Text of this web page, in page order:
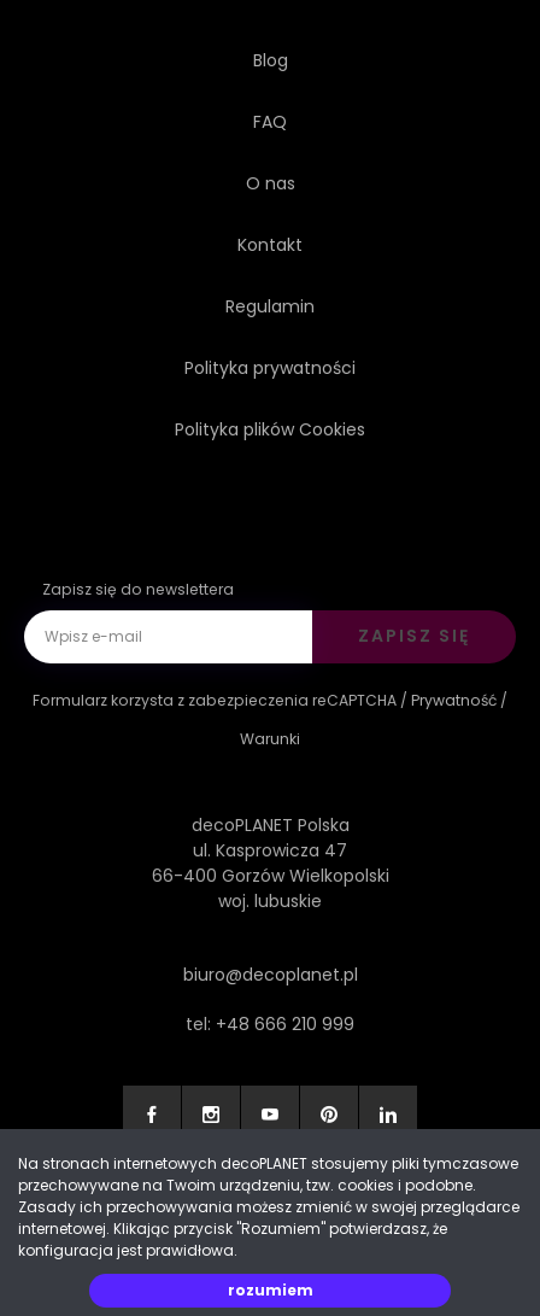
Blog
FAQ
O nas
Kontakt
Regulamin
Polityka prywatności
Polityka plików Cookies
Zapisz się do newslettera
ZAPISZ SIĘ
Formularz korzysta z zabezpieczenia reCAPTCHA / Prywatność /
Warunki
decoPLANET Polska
ul. Kasprowicza 47
66-400 Gorzów Wielkopolski
woj. lubuskie
biuro@decoplanet.pl
tel: +48 666 210 999
Made with by Progres Media & decoPLANET
Na stronach internetowych decoPLANET stosujemy pliki tymczasowe
przechowywane na Twoim urządzeniu, tzw. cookies i podobne.
Zasady ich przechowywania możesz zmienić w swojej przeglądarce
internetowej. Klikając przycisk "Rozumiem" potwierdzasz, że
konfiguracja jest prawidłowa.
rozumiem